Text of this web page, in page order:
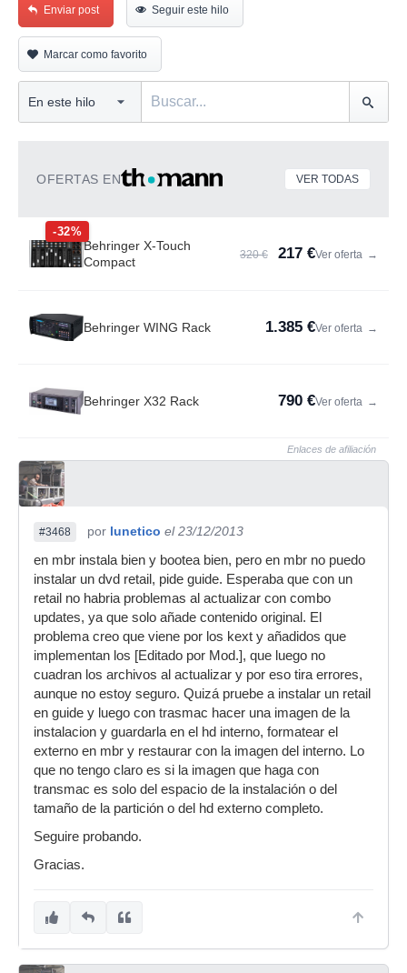
Enviar post Seguir este hilo
Marcar como favorito
OFERTAS EN VER TODAS
-32%
Behringer X-Touch
Compact
320 € 217 €Ver oferta →
Behringer WING Rack 1.385 €Ver oferta →
Behringer X32 Rack 790 €Ver oferta →
Enlaces de afiliación
#3468 por lunetico el 23/12/2013
en mbr instala bien y bootea bien, pero en mbr no puedo
instalar un dvd retail, pide guide. Esperaba que con un
retail no habria problemas al actualizar con combo
updates, ya que solo añade contenido original. El
problema creo que viene por los kext y añadidos que
implementan los [Editado por Mod.], que luego no
cuadran los archivos al actualizar y por eso tira errores,
aunque no estoy seguro. Quizá pruebe a instalar un retail
en guide y luego con trasmac hacer una imagen de la
instalacion y guardarla en el hd interno, formatear el
externo en mbr y restaurar con la imagen del interno. Lo
que no tengo claro es si la imagen que haga con
transmac es solo del espacio de la instalación o del
tamaño de la partición o del hd externo completo.
Seguire probando.
Gracias.